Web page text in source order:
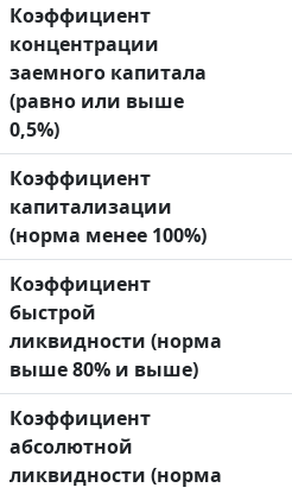
Коэффициент
концентрации
заемного капитала
(равно или выше
0,5%)
Коэффициент
капитализации
(норма менее 100%)
Коэффициент
быстрой
ликвидности (норма
выше 80% и выше)
Коэффициент
абсолютной
ликвидности (норма